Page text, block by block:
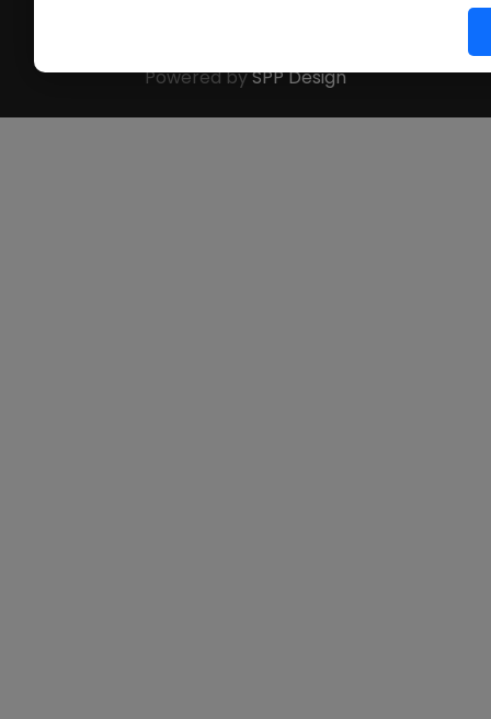
Powered bySPP Design
nevezési felületen kitöltésre kerülek, ezért azok
nem vállalunk felelősséget.